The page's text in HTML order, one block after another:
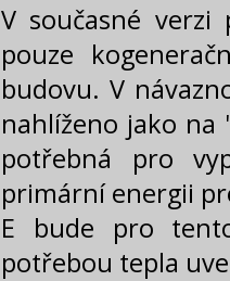
V současné verzi
pouze
budovu. V
nahlíženo jako na
potřebná pro
primární energii
E bude pro
potřebou tepla